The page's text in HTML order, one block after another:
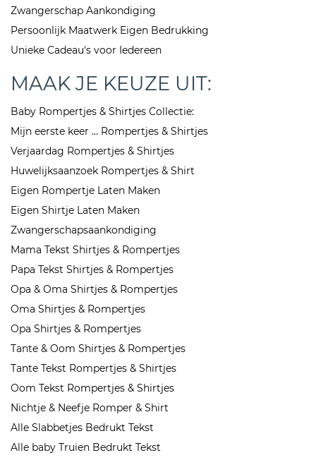
Zwangerschap Aankondiging
Persoonlijk Maatwerk Eigen Bedrukking
Unieke Cadeau's voor Iedereen
MAAK JE KEUZE UIT:
Baby Rompertjes & Shirtjes Collectie:
Mijn eerste keer ... Rompertjes & Shirtjes
Verjaardag Rompertjes & Shirtjes
Huwelijksaanzoek Rompertjes & Shirt
Eigen Rompertje Laten Maken
Eigen Shirtje Laten Maken
Zwangerschapsaankondiging
Mama Tekst Shirtjes & Rompertjes
Papa Tekst Shirtjes & Rompertjes
Opa & Oma Shirtjes & Rompertjes
Oma Shirtjes & Rompertjes
Opa Shirtjes & Rompertjes
Tante & Oom Shirtjes & Rompertjes
Tante Tekst Rompertjes & Shirtjes
Oom Tekst Rompertjes & Shirtjes
Nichtje & Neefje Romper & Shirt
Alle Slabbetjes Bedrukt Tekst
Alle baby Truien Bedrukt Tekst